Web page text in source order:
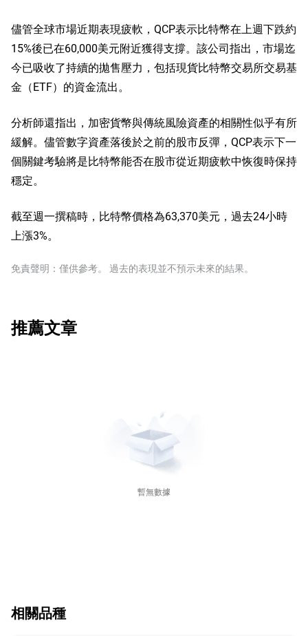
儘管全球市場近期表現疲軟，QCP表示比特幣在上週下跌約
15%後已在60,000美元附近獲得支撐。該公司指出，市場迄
今已吸收了持續的拋售壓力，包括現貨比特幣交易所交易基
金（ETF）的資金流出。
分析師還指出，加密貨幣與傳統風險資產的相關性似乎有所
緩解。儘管數字資產落後於之前的股市反彈，QCP表示下一
個關鍵考驗將是比特幣能否在股市從近期疲軟中恢復時保持
穩定。
截至週一撰稿時，比特幣價格為63,370美元，過去24小時
上漲3%。
免責聲明：僅供參考。 過去的表現並不預示未來的結果。
推薦文章
暫無數據
相關品種